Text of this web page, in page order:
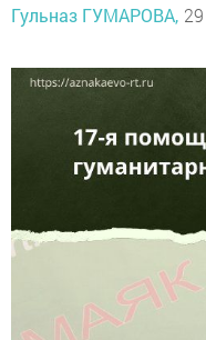
Гульназ ГУМАРОВА,